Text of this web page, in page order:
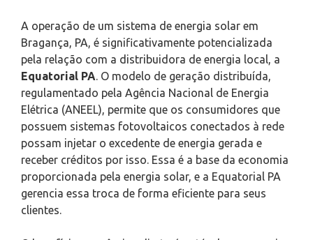
A operação de um sistema de energia solar em
Bragança, PA, é significativamente potencializada
pela relação com a distribuidora de energia local, a
Equatorial PA . O modelo de geração distribuída,
regulamentado pela Agência Nacional de Energia
Elétrica (ANEEL), permite que os consumidores que
possuem sistemas fotovoltaicos conectados à rede
possam injetar o excedente de energia gerada e
receber créditos por isso. Essa é a base da economia
proporcionada pela energia solar, e a Equatorial PA
gerencia essa troca de forma eficiente para seus
clientes.